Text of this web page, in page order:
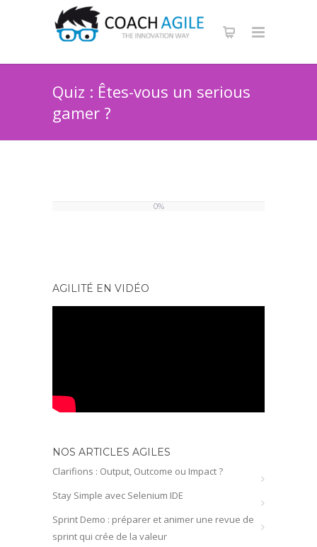
Quiz : Êtes-vous un serious
gamer ?
0%
AGILITÉ EN VIDÉO
NOS ARTICLES AGILES
Clarifions : Output, Outcome ou Impact ?
Stay Simple avec Selenium IDE
Sprint Demo : préparer et animer une revue de
sprint qui crée de la valeur